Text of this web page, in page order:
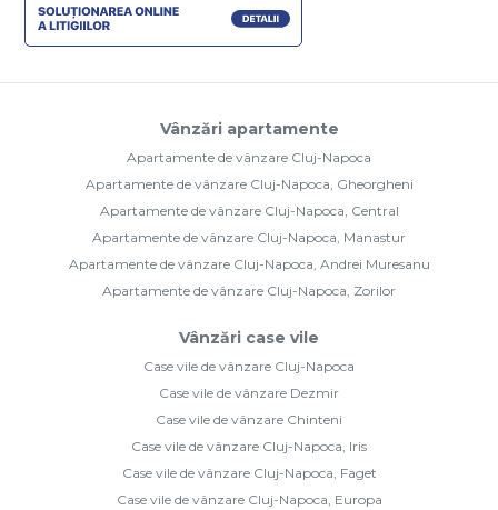
Vânzări apartamente
Apartamente de vânzare Cluj-Napoca
Apartamente de vânzare Cluj-Napoca, Gheorgheni
Apartamente de vânzare Cluj-Napoca, Central
Apartamente de vânzare Cluj-Napoca, Manastur
Apartamente de vânzare Cluj-Napoca, Andrei Muresanu
Apartamente de vânzare Cluj-Napoca, Zorilor
Vânzări case vile
Case vile de vânzare Cluj-Napoca
Case vile de vânzare Dezmir
Case vile de vânzare Chinteni
Case vile de vânzare Cluj-Napoca, Iris
Case vile de vânzare Cluj-Napoca, Faget
Case vile de vânzare Cluj-Napoca, Europa